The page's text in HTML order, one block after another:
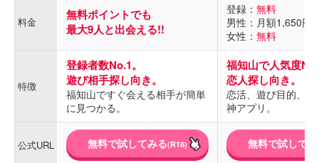
料金
無料ポイントでも
最大9人と出会える!!
登録： 無料
男性：月額1,650円
女性： 無料
特徴
登録者数No.1。
遊び相手探し向き。
福知山ですぐ会える相手が簡単
に見つかる。
福知山で人気度
恋人探し向き。
恋活、遊び目的、
神アプリ。
公式URL 無料で試してみる(R18) 無料で試して